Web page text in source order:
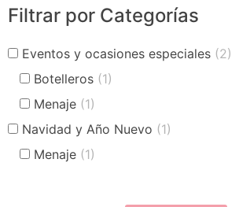
Filtrar por Categorías
Eventos y ocasiones especiales (2)
Botelleros (1)
Menaje (1)
Navidad y Año Nuevo (1)
Menaje (1)